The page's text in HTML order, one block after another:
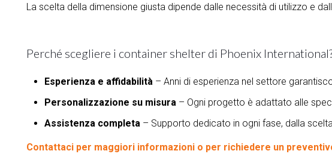
La scelta della dimensione giusta dipende dalle necessità di utilizzo e
Perché scegliere i container shelter di Phoenix
Esperienza e affidabilità – Anni di esperienza nel settore
Personalizzazione su misura – Ogni progetto è adattato alle
Assistenza completa – Supporto dedicato in ogni fase, dalla
Contattaci per maggiori informazioni o per richiedere un